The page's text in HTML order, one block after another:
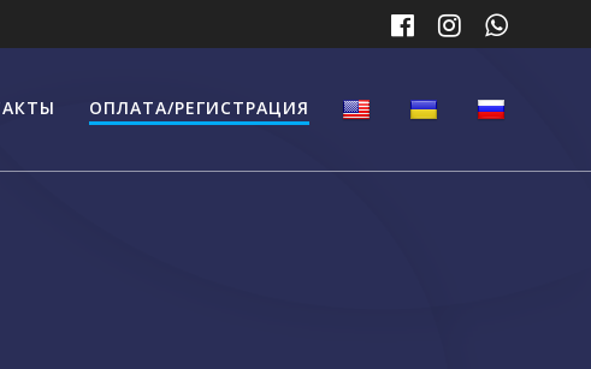
ОПЛАТА/РЕГИСТРАЦИЯ